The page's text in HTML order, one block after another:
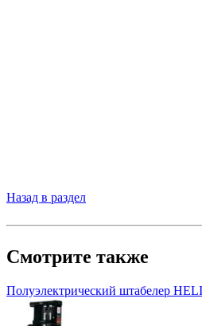
Назад в раздел
Смотрите также
Полуэлектрический штабелер